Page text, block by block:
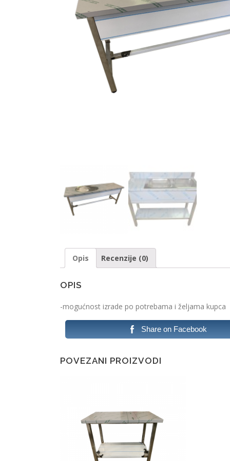
Opis Recenzije (0)
OPIS
-mogućnost izrade po potrebama i željama kupca
Share on Facebook
POVEZANI PROIZVODI